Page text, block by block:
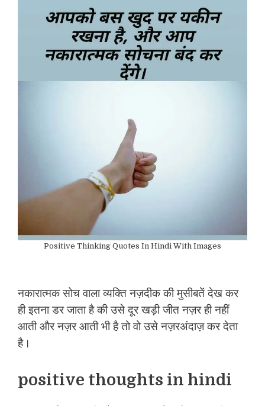
Positive Thinking Quotes In Hindi With Images
नकारात्मक सोच वाला व्यक्ति नज़दीक की मुसीबतें देख कर
ही इतना डर जाता है की उसे दूर खड़ी जीत नज़र ही नहीं
आती और नज़र आती भी है तो वो उसे नज़रअंदाज़ कर देता
है।
positive thoughts in hindi